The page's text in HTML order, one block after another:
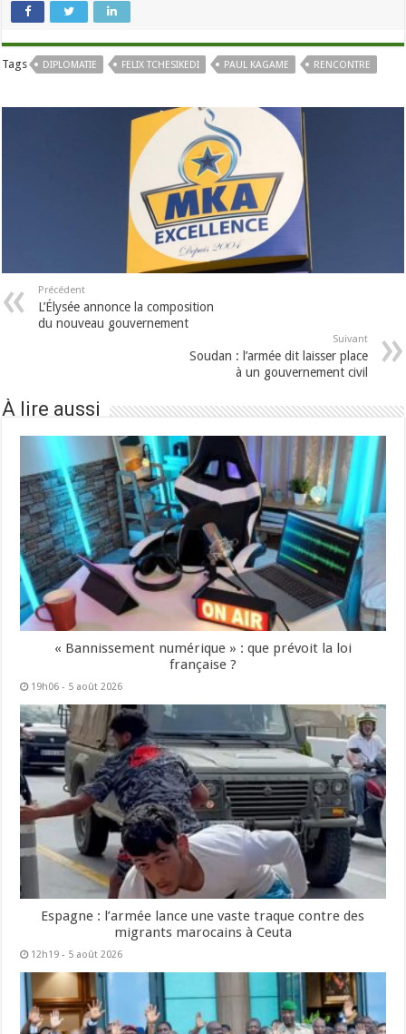
Tags DIPLOMATIE FELIX TCHESIKEDI PAUL KAGAME RENCONTRE
Précédent
L’Élysée annonce la composition
du nouveau gouvernement
Suivant
Soudan : l’armée dit laisser place
à un gouvernement civil
À lire aussi
« Bannissement numérique » : que prévoit la loi
française ?
19h06 - 5 août 2026
Espagne : l’armée lance une vaste traque contre des
migrants marocains à Ceuta
12h19 - 5 août 2026